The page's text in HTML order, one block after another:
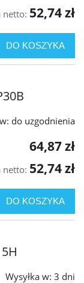
netto: 52,74 zł
DO KOSZYKA
do uzgodnienia
64,87 zł
netto: 52,74 zł
DO KOSZYKA
Wysyłka w: 3 dni